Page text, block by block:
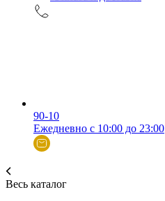
90-10
Ежедневно с 10:00 до 23:00
Весь каталог